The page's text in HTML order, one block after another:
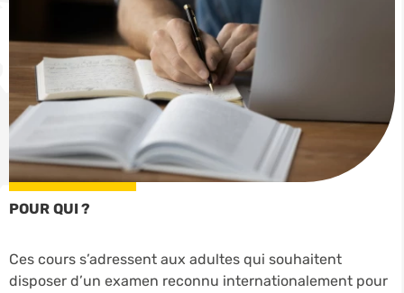
POUR QUI ?
Ces cours s’adressent aux adultes qui souhaitent
disposer d’un examen reconnu internationalement pour